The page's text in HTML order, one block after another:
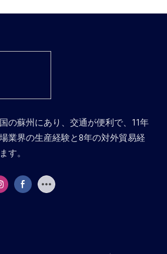
の蘇州にあり、交通が便利で、11年
業界の生産経験と8年の対外貿易経
す。